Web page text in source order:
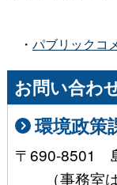
・ パブリックコ
お問い合わ
環境政策
〒690-8501
（事務室